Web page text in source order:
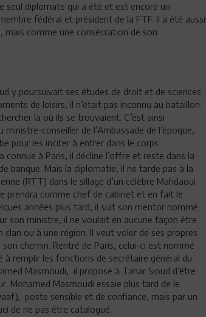
seul diplomate qui a été et est encore un
fédéral et président de la FTF. Il a été aussi
mais comme une consécration de son
y poursuivait ses études de droit et de sciences
de loisirs, il n’était pas inconnu au bataillon.
là où ils se trouvaient. C’est ainsi
conseiller de l’Ambassade de l’époque,
pour les inciter à entrer dans le corps
à Paris, il décline l’offre et reste dans la
banque. Mais la diplomatie, il ne tarde pas à la
(RTT) dans le sillage d’un célèbre Mahdaoui
prendra comme chef de cabinet et en fait le
années plus tard, il suit son mentor nommé
son ministre, il ne voulait en aucune façon être
ou à une région. Il veut voler de ses propres
chemin. Rentré de Paris, celui-ci est nommé
remplir les fonctions de secrétaire général du
Masmoudi, il propose à Tahar Sioud d’être
Mohamed Masmoudi essaie plus tard de le
poste sensible et de confiance, mais par un
de ne pas être catalogué.